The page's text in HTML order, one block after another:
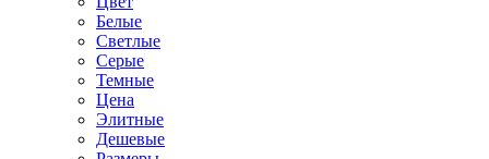
Белые
Светлые
Серые
Темные
Цена
Элитные
Дешевые